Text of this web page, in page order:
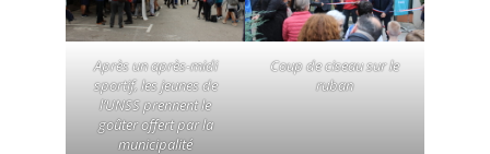
Après un après-midi
sportif, les jeunes de
l’UNSS prennent le
goûter offert par la
municipalité
Coup de ciseau sur le
ruban